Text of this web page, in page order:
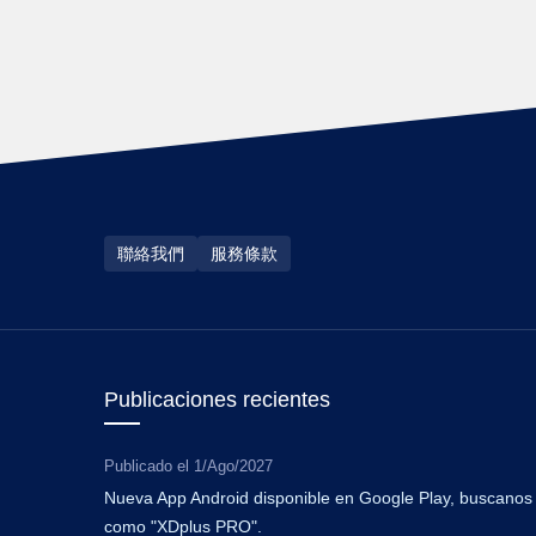
聯絡我們 服務條款
Publicaciones recientes
Publicado el 1/Ago/2027
Nueva App Android disponible en Google Play, buscanos
como "XDplus PRO".